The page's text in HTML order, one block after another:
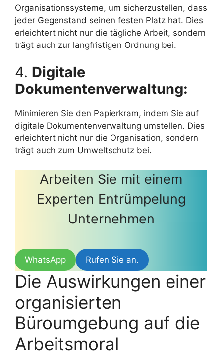
Organisationssysteme, um sicherzustellen, dass
jeder Gegenstand seinen festen Platz hat. Dies
erleichtert nicht nur die tägliche Arbeit, sondern
trägt auch zur langfristigen Ordnung bei.
4. Digitale
Dokumentenverwaltung:
Minimieren Sie den Papierkram, indem Sie auf
digitale Dokumentenverwaltung umstellen. Dies
erleichtert nicht nur die Organisation, sondern
trägt auch zum Umweltschutz bei.
Arbeiten Sie mit einem
Experten Entrümpelung
Unternehmen
WhatsApp Rufen Sie an.
Die Auswirkungen einer
organisierten
Büroumgebung auf die
Arbeitsmoral